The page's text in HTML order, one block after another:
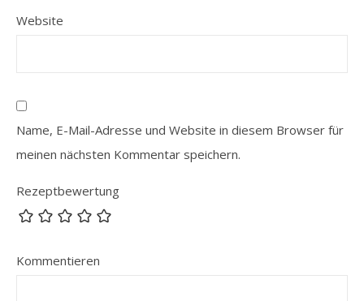
Website
Name, E-Mail-Adresse und Website in diesem Browser für
meinen nächsten Kommentar speichern.
Rezeptbewertung
Kommentieren